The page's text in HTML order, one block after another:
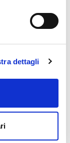
dettagli